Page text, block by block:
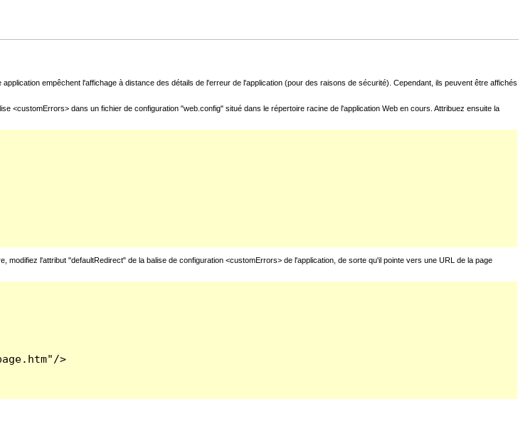
empêchent l'affichage à distance des détails de l'erreur de l'application (pour des raisons de sécurité). Cependant, ils peuvent être affichés
dans un fichier de configuration "web.config" situé dans le répertoire racine de l'application Web en cours. Attribuez ensuite la
l'attribut "defaultRedirect" de la balise de configuration <customErrors> de l'application, de sorte qu'il pointe vers une URL de la page
>